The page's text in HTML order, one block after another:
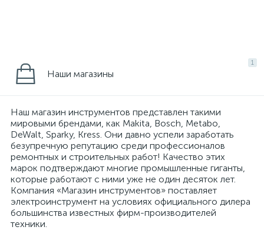
1
Наши магазины
Наш магазин инструментов представлен такими
мировыми брендами, как Makita, Bosch, Metabo,
DeWalt, Sparky, Kress. Они давно успели заработать
безупречную репутацию среди профессионалов
ремонтных и строительных работ! Качество этих
марок подтверждают многие промышленные гиганты,
которые работают с ними уже не один десяток лет.
Компания «Магазин инструментов» поставляет
электроинструмент на условиях официального дилера
большинства известных фирм-производителей
техники.